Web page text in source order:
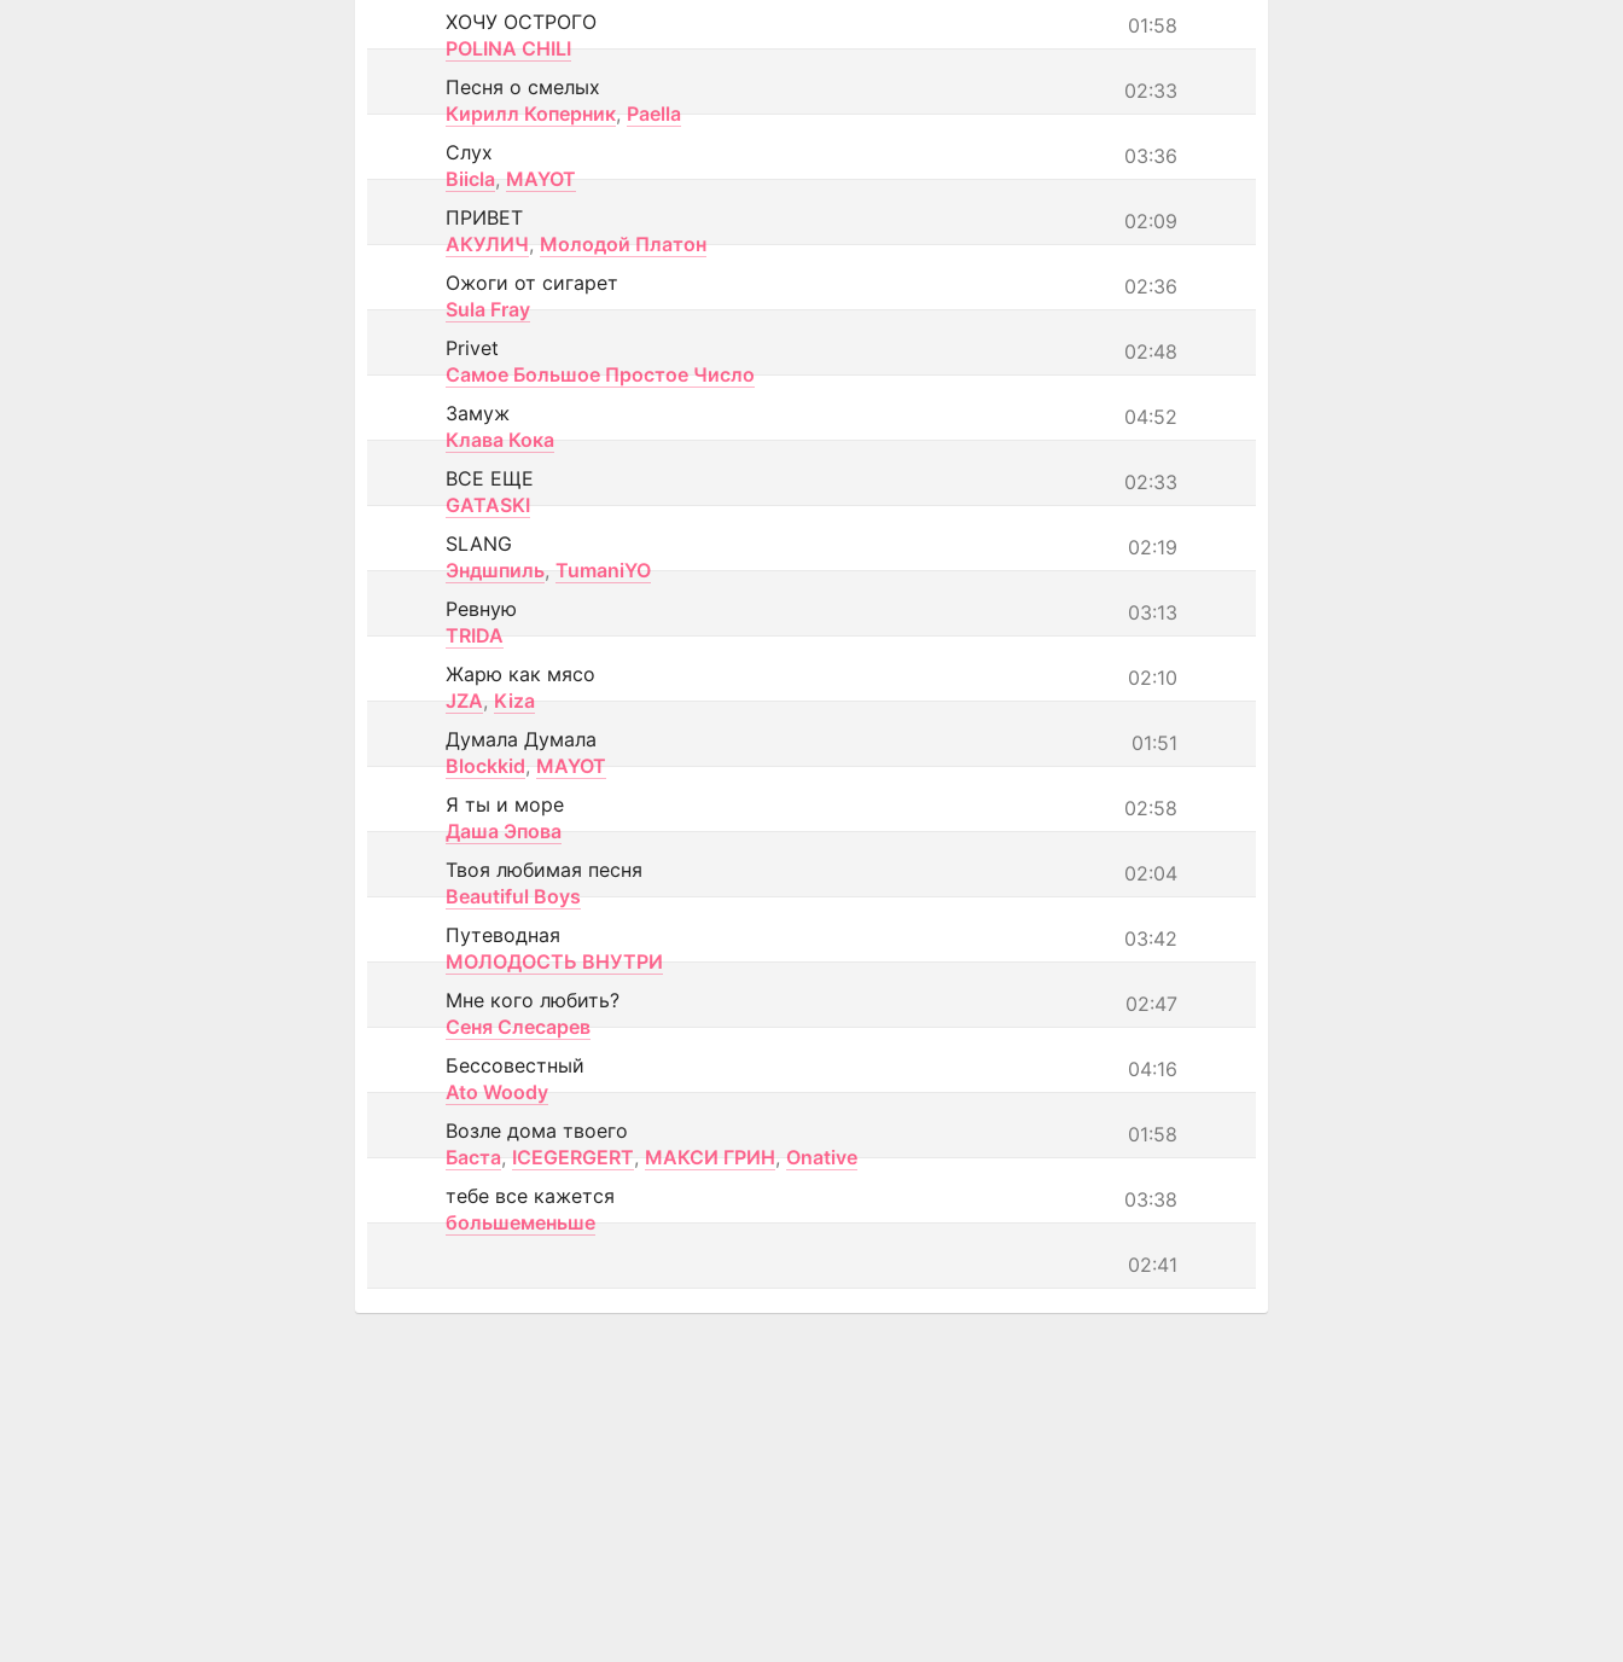
01:58
ХОЧУ ОСТРОГО
POLINA CHILI
02:33
Песня о смелых
Кирилл Коперник, Paella
03:36
Слух
Biicla, MAYOT
02:09
ПРИВЕТ
АКУЛИЧ, Молодой Платон
02:36
Ожоги от сигарет
Sula Fray
02:48
Privet
Самое Большое Простое Число
04:52
Замуж
Клава Кока
02:33
ВСЕ ЕЩЕ
GATASKI
02:19
SLANG
Эндшпиль, TumaniYO
03:13
Ревную
TRIDA
02:10
Жарю как мясо
JZA, Kiza
01:51
Думала Думала
Blockkid, MAYOT
02:58
Я ты и море
Даша Эпова
02:04
Твоя любимая песня
Beautiful Boys
03:42
Путеводная
МОЛОДОСТЬ ВНУТРИ
02:47
Мне кого любить?
Сеня Слесарев
04:16
Бессовестный
Ato Woody
01:58
Возле дома твоего
Баста, ICEGERGERT, МАКСИ ГРИН, Onative
03:38
тебе все кажется
большеменьше
02:41